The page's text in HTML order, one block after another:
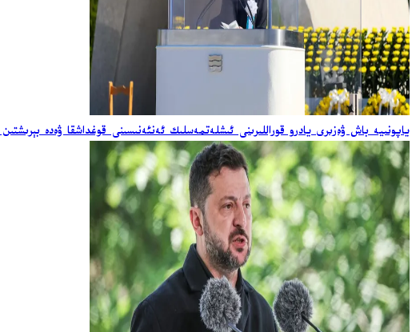
ياپونىيە باش ۋەزىرى يادرو قوراللىرىنى ئىشلەتمەسلىك ئەنئەنىسىنى قوغداشقا ۋەدە